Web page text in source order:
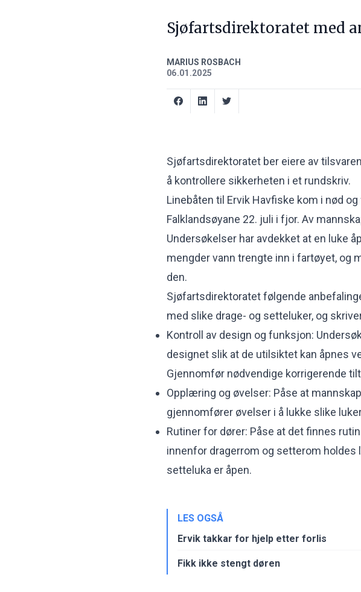
Sjøfartsdirektoratet med
MARIUS ROSBACH
06.01.2025
Sjøfartsdirektoratet ber eiere av
å kontrollere sikkerheten i et rundskriv.
Linebåten til Ervik Havfiske kom i nød
Falklandsøyane 22. juli i fjor. Av
Undersøkelser har avdekket at en luke
mengder vann trengte inn i fartøyet, og
den.
Sjøfartsdirektoratet følgende
med slike drage- og setteluker, og
Kontroll av design og funksjon:
designet slik at de utilsiktet kan åpnes
Gjennomfør nødvendige korrigerende
Opplæring og øvelser: Påse at
gjennomfører øvelser i å lukke slike
Rutiner for dører: Påse at det finnes
innenfor dragerrom og setterom holdes
setteluka er åpen.
LES OGSÅ
Ervik takkar for hjelp etter forlis
Fikk ikke stengt døren